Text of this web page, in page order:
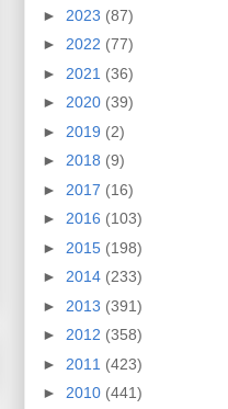
► 2023 (87)
► 2022 (77)
► 2021 (36)
► 2020 (39)
► 2019 (2)
► 2018 (9)
► 2017 (16)
► 2016 (103)
► 2015 (198)
► 2014 (233)
► 2013 (391)
► 2012 (358)
► 2011 (423)
► 2010 (441)